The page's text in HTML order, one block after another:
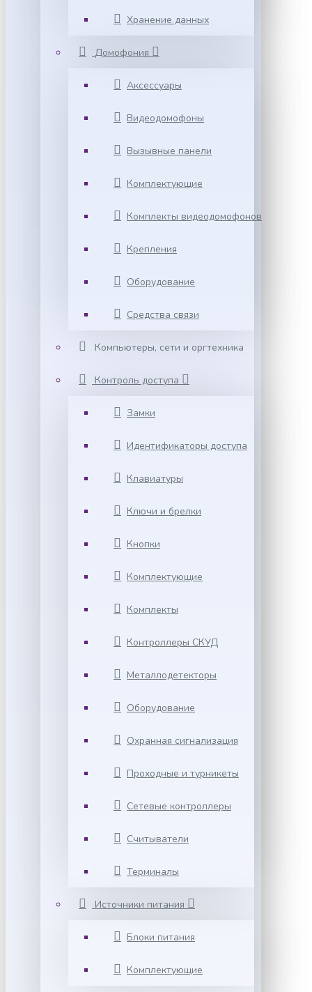
Хранение данных
Домофония
Аксессуары
Видеодомофоны
Вызывные панели
Комплектующие
Комплекты видеодомофонов
Крепления
Оборудование
Средства связи
Компьютеры, сети и оргтехника
Контроль доступа
Замки
Идентификаторы доступа
Клавиатуры
Ключи и брелки
Кнопки
Комплектующие
Комплекты
Контроллеры СКУД
Металлодетекторы
Оборудование
Охранная сигнализация
Проходные и турникеты
Сетевые контроллеры
Считыватели
Терминалы
Источники питания
Блоки питания
Комплектующие